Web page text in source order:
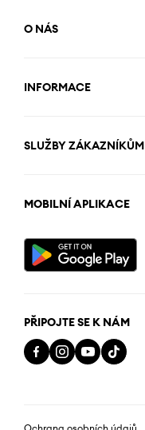
O NÁS
INFORMACE
SLUŽBY ZÁKAZNÍKŮM
MOBILNÍ APLIKACE
PŘIPOJTE SE K NÁM